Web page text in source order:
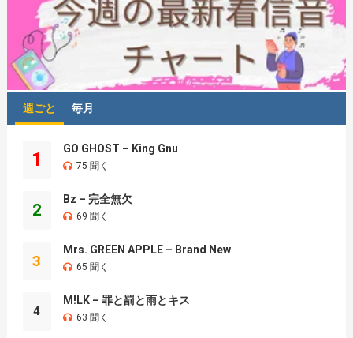
週ごと 毎月
1
GO GHOST – King Gnu
75 聞く
2
Bz – 完全無欠
69 聞く
3
Mrs. GREEN APPLE – Brand New
65 聞く
4
M!LK – 罪と罰と雨とキス
63 聞く